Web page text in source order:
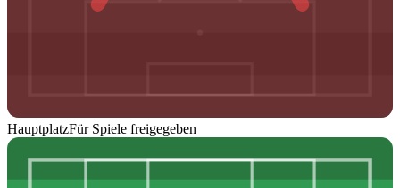
HauptplatzFür Spiele freigegeben